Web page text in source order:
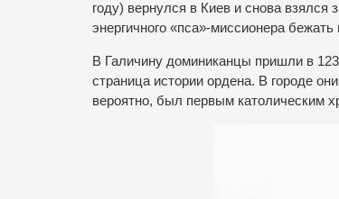
году) вернулся в Киев и снова взялся
энергичного «пса»-миссионера
В Галичину доминиканцы пришли в
страница истории ордена. В городе
вероятно, был первым католическим